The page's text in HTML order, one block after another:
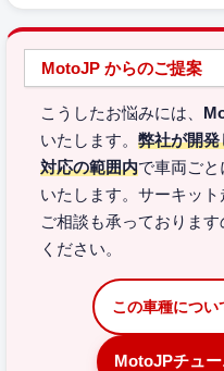
MotoJP からのご提案
こうしたお悩みには、
いたします。 弊社が開
対応の範囲内で車両ご
いたします。サーキッ
ご相談も承っておりま
ください。
この車種につ
MotoJPチュ